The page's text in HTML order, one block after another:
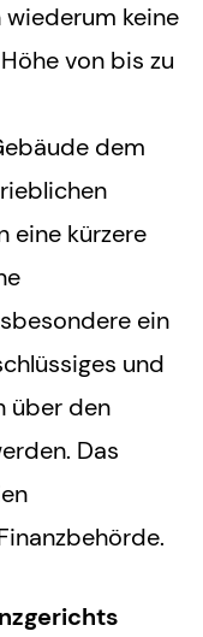
wiederum keine
von bis zu
dem
eine kürzere
ein
und
über den
Das